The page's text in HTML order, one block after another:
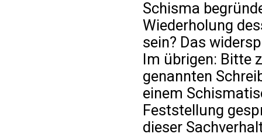
Schisma
Wiederholung
sein? Das
Im übrigen: Bitte
genannten
einem
Feststellung
dieser